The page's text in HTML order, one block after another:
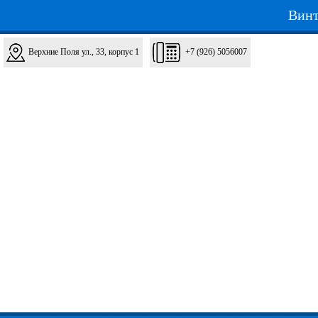
Верхние Поля ул., 33, корпус 1 +7 (926) 5056007